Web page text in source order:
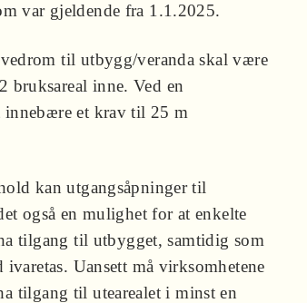
var gjeldende fra 1.1.2025.
til utbygg/veranda skal være
bruksareal inne. Ved en
innebære et krav til 25 m
kan utgangsåpninger til
også en mulighet for at enkelte
tilgang til utbygget, samtidig som
Uansett må virksomhetene
tilgang til utearealet i minst en